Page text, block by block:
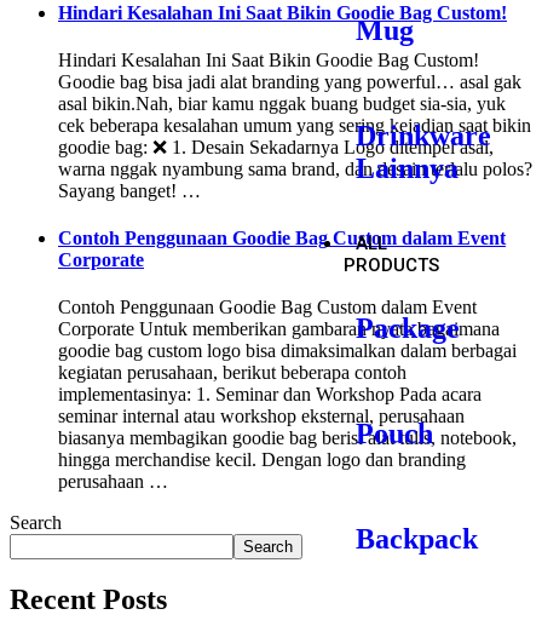
Mug
Drinkware
Lainnya
ALL
PRODUCTS
Package
Pouch
Backpack
Hindari Kesalahan Ini Saat Bikin Goodie Bag Custom!
Hindari Kesalahan Ini Saat Bikin Goodie Bag Custom!
Goodie bag bisa jadi alat branding yang powerful… asal gak
asal bikin.Nah, biar kamu nggak buang budget sia-sia, yuk
cek beberapa kesalahan umum yang sering kejadian saat bikin
goodie bag: ❌ 1. Desain Sekadarnya Logo ditempel asal,
warna nggak nyambung sama brand, dan desain terlalu polos?
Sayang banget! …
Contoh Penggunaan Goodie Bag Custom dalam Event
Corporate
Contoh Penggunaan Goodie Bag Custom dalam Event
Corporate Untuk memberikan gambaran nyata bagaimana
goodie bag custom logo bisa dimaksimalkan dalam berbagai
kegiatan perusahaan, berikut beberapa contoh
implementasinya: 1. Seminar dan Workshop Pada acara
seminar internal atau workshop eksternal, perusahaan
biasanya membagikan goodie bag berisi alat tulis, notebook,
hingga merchandise kecil. Dengan logo dan branding
perusahaan …
Search
Search
Recent Posts